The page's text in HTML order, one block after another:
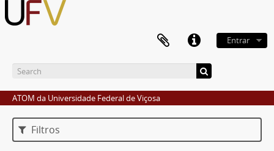
Entrar
ATOM da Universidade Federal de Viçosa
Filtros